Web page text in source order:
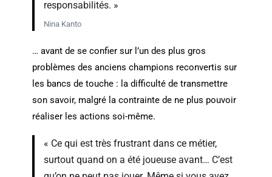
responsabilités. »
Nina Kanto
… avant de se confier sur l’un des plus gros
problèmes des anciens champions reconvertis sur
les bancs de touche : la difficulté de transmettre
son savoir, malgré la contrainte de ne plus pouvoir
réaliser les actions soi-même.
« Ce qui est très frustrant dans ce métier,
surtout quand on a été joueuse avant… C’est